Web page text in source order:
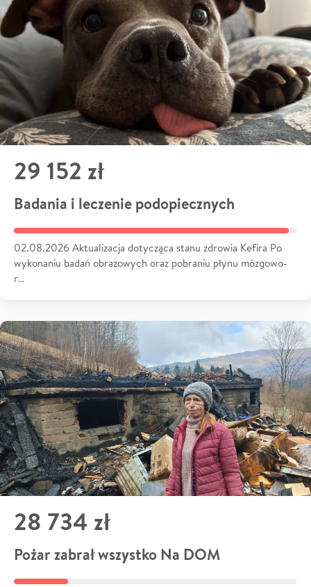
29 152 zł
Badania i leczenie podopiecznych
02.08.2026 Aktualizacja dotycząca stanu zdrowia Kefira Po
wykonaniu badań obrazowych oraz pobraniu płynu mózgowo-
r…
28 734 zł
Pożar zabrał wszystko Na DOM